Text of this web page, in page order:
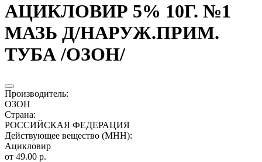
АЦИКЛОВИР 5% 10Г. №1
МАЗЬ Д/НАРУЖ.ПРИМ.
ТУБА /ОЗОН/
Производитель:
ОЗОН
Страна:
РОССИЙСКАЯ ФЕДЕРАЦИЯ
Действующее вещество (МНН):
Ацикловир
от 49.00 р.